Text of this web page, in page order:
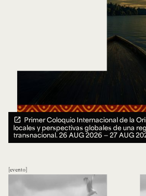
Primer Coloquio Internacional de la
locales y perspectivas globales de una
transnacional.26 AUG 2026 ― 27 AUG
evento